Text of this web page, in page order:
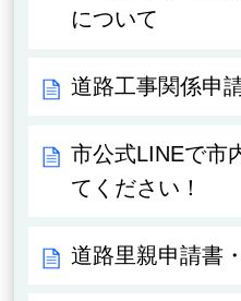
について
道路工事関係申
市公式LINEで市
てください！
道路里親申請書